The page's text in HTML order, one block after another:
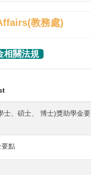
教務處)
相關法規
士、碩士、 博士)獎助學金要
要點